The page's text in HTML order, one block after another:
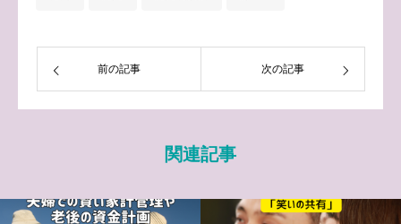
前の記事 次の記事
関連記事